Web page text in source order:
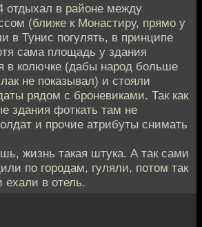
отдыхал в районе между
(ближе к Монастиру, прямо у
в Тунис погулять, в принципе
сама площадь у здания
в колючке (дабы народ больше
не показывал) и стояли
рядом с броневиками. Так как
здания фоткать там не
и прочие атрибуты снимать
жизнь такая штука. А так сами
по городам, гуляли, потом так
ехали в отель.